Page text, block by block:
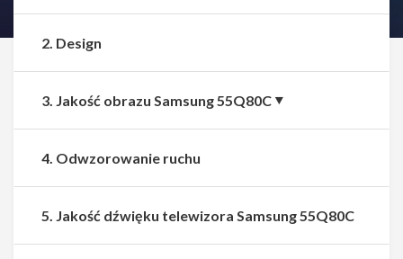
2. Design
3. Jakość obrazu Samsung 55Q80C
4. Odwzorowanie ruchu
5. Jakość dźwięku telewizora Samsung 55Q80C